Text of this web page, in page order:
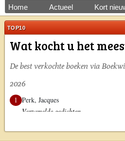
Home Actueel Kort
TOP10
Wat kocht u het
De best verkochte boeken via
2026
1 Perk, Jacques
Verzamelde gedichten
Brief aan mijn moeder